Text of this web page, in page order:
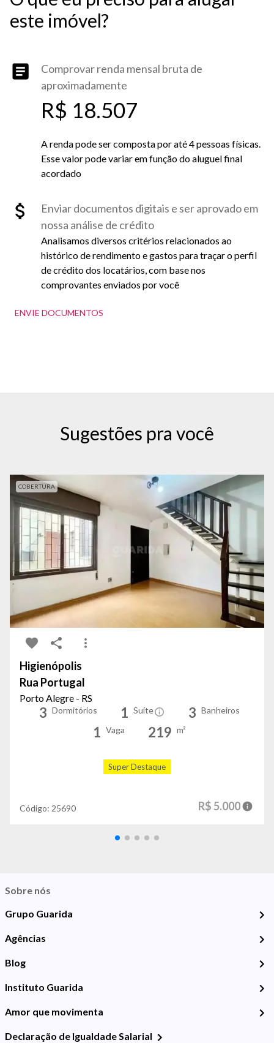
este imóvel?
Comprovar renda mensal bruta de
aproximadamente
R$ 18.507
A renda pode ser composta por até 4 pessoas físicas.
Esse valor pode variar em função do aluguel final
acordado
Enviar documentos digitais e ser aprovado em
nossa análise de crédito
Analisamos diversos critérios relacionados ao
histórico de rendimento e gastos para traçar o perfil
de crédito dos locatários, com base nos
comprovantes enviados por você
ENVIE DOCUMENTOS
Sugestões pra você
COBERTURA
Higienópolis
Rua Portugal
Porto Alegre - RS
3 Dormitórios 1 Suíte 3 Banheiros
1 Vaga 219 m²
Super Destaque
Código: 25690 R$ 5.000
Sobre nós
Grupo Guarida
Agências
Blog
Instituto Guarida
Amor que movimenta
Declaração de Igualdade Salarial